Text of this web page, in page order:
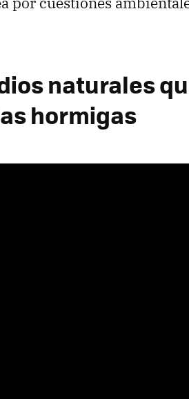
naturales
hormigas